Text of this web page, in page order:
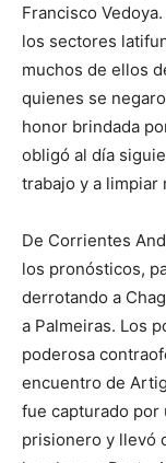
Francisco
los sectores
muchos de ellos
quienes se
honor brindada
obligó al día
trabajo y a limpiar
De Corrientes
los pronósticos,
derrotando a
a Palmeiras. Los
poderosa
encuentro de
fue capturado por
prisionero y llevó